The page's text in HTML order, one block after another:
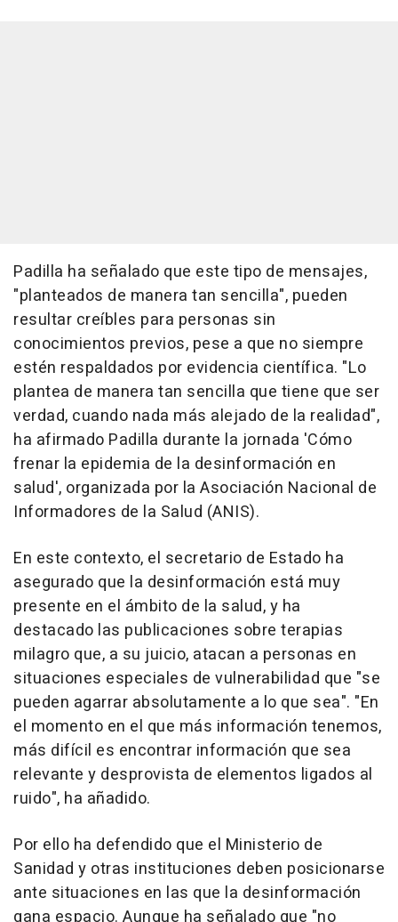
Padilla ha señalado que este tipo de mensajes,
"planteados de manera tan sencilla", pueden
resultar creíbles para personas sin
conocimientos previos, pese a que no siempre
estén respaldados por evidencia científica. "Lo
plantea de manera tan sencilla que tiene que ser
verdad, cuando nada más alejado de la realidad",
ha afirmado Padilla durante la jornada 'Cómo
frenar la epidemia de la desinformación en
salud', organizada por la Asociación Nacional de
Informadores de la Salud (ANIS).
En este contexto, el secretario de Estado ha
asegurado que la desinformación está muy
presente en el ámbito de la salud, y ha
destacado las publicaciones sobre terapias
milagro que, a su juicio, atacan a personas en
situaciones especiales de vulnerabilidad que "se
pueden agarrar absolutamente a lo que sea". "En
el momento en el que más información tenemos,
más difícil es encontrar información que sea
relevante y desprovista de elementos ligados al
ruido", ha añadido.
Por ello ha defendido que el Ministerio de
Sanidad y otras instituciones deben posicionarse
ante situaciones en las que la desinformación
gana espacio. Aunque ha señalado que "no